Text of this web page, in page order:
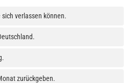
verlassen können.
zurückgeben.